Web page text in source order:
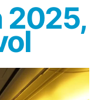
2025,